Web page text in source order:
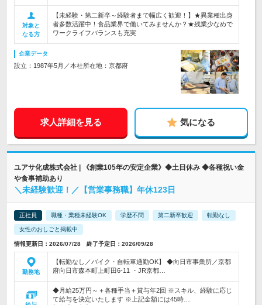
対象と
なる方
【未経験・第二新卒～経験者まで幅広く歓迎！】★異業種出身
者多数活躍中！食品業界で働いてみませんか？★残業少なめで
ワークライフバランスも充実
企業データ
設立：1987年5月／本社所在地：京都府
求人詳細を見る 気になる
ユアサ化成株式会社 | 《創業105年の安定企業》◆土日休み ◆各種祝い金
や食事補助あり
＼未経験歓迎！／【営業事務職】年休123日
正社員 職種・業種未経験OK 学歴不問 第二新卒歓迎 転勤なし
女性のおしごと掲載中
情報更新日：2026/07/28 終了予定日：2026/09/28
勤務地
【転勤なし／バイク・自転車通勤OK】 ◆向日市事業所／京都
府向日市森本町上町田6-11 ・JR京都…
◆月給25万円～＋各種手当＋賞与年2回 ※スキル、経験に応じ
て給与を決定いたします ※上記金額には45時…